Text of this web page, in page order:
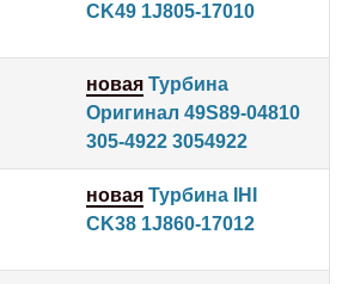
CK49 1J805-17010
новая Турбина
Оригинал 49S89-04810
305-4922 3054922
новая Турбина IHI
CK38 1J860-17012